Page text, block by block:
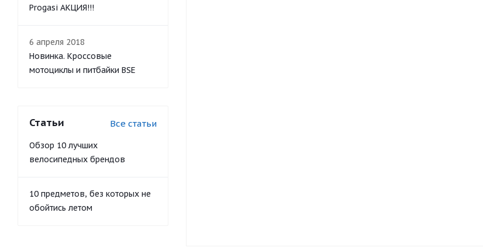
Progasi АКЦИЯ!!!
6 апреля 2018
Новинка. Кроссовые
мотоциклы и питбайки BSE
Статьи Все статьи
Обзор 10 лучших
велосипедных брендов
10 предметов, без которых не
обойтись летом